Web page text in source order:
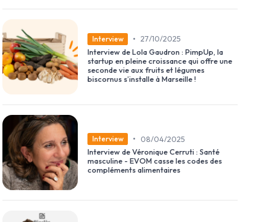
Interview • 27/10/2025
Interview de Lola Gaudron : PimpUp, la
startup en pleine croissance qui offre une
seconde vie aux fruits et légumes
biscornus s’installe à Marseille !
Interview •
08/04/2025
Interview de Véronique Cerruti : Santé
masculine - EVOM casse les codes des
compléments alimentaires